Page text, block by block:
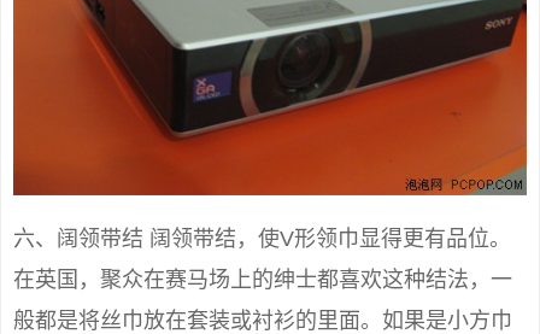
六、阔领带结 阔领带结，使V形领巾显得更有品位。
在英国，聚众在赛马场上的绅士都喜欢这种结法，一
般都是将丝巾放在套装或衬衫的里面。如果是小方巾